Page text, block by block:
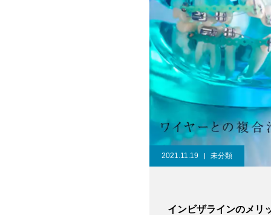
2021.11.19 未分類
インビザラインのメリ